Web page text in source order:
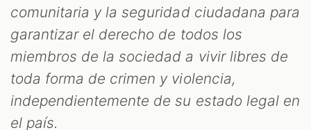
comunitaria y la seguridad ciudadana para
garantizar el derecho de todos los
miembros de la sociedad a vivir libres de
toda forma de crimen y violencia,
independientemente de su estado legal en
el país.